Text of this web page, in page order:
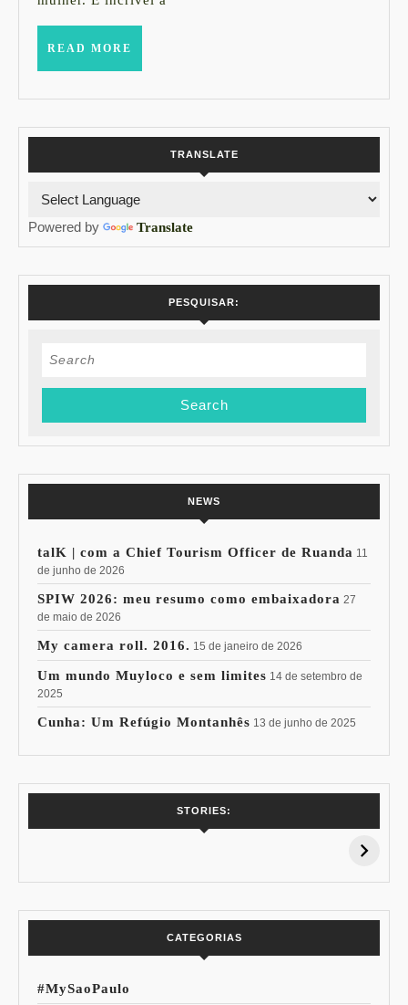
READ MORE
TRANSLATE
Powered by Translate
PESQUISAR:
Search
NEWS
talK | com a Chief Tourism Officer de Ruanda 11
de junho de 2026
SPIW 2026: meu resumo como embaixadora 27
de maio de 2026
My camera roll. 2016. 15 de janeiro de 2026
Um mundo Muyloco e sem limites 14 de setembro de
2025
Cunha: Um Refúgio Montanhês 13 de junho de 2025
STORIES:
15% de
Pessoal: Os
CATEGORIAS
#MySaoPaulo